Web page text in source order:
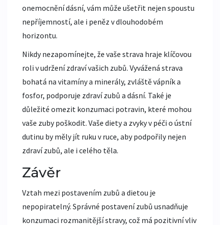
onemocnění dásní, vám může ušetřit nejen spoustu
nepříjemností, ale i peněz v dlouhodobém
horizontu.
Nikdy nezapomínejte, že vaše strava hraje klíčovou
roli v udržení zdraví vašich zubů. Vyvážená strava
bohatá na vitamíny a minerály, zvláště vápník a
fosfor, podporuje zdraví zubů a dásní. Také je
důležité omezit konzumaci potravin, které mohou
vaše zuby poškodit. Vaše diety a zvyky v péči o ústní
dutinu by měly jít ruku v ruce, aby podpořily nejen
zdraví zubů, ale i celého těla.
Závěr
Vztah mezi postavením zubů a dietou je
nepopiratelný. Správné postavení zubů usnadňuje
konzumaci rozmanitější stravy, což má pozitivní vliv